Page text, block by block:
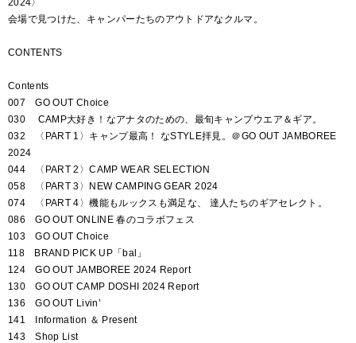
会場で見つけた、キャンパーたちのアウトドアなクルマ。
CONTENTS
Contents
007 GO OUT Choice
030 CAMP大好き！なアナタのための、最旬キャンプウエア＆ギア。
032 〈PART 1〉キャンプ最高！ なSTYLE拝見。＠GO OUT JAMBOREE
2024
044 〈PART 2〉CAMP WEAR SELECTION
058 〈PART 3〉NEW CAMPING GEAR 2024
074 〈PART 4〉機能もルックスも満足な、 達人たちのギアセレクト。
086 GO OUT ONLINE 春のコラボフェス
103 GO OUT Choice
118 BRAND PICK UP「bal」
124 GO OUT JAMBOREE 2024 Report
130 GO OUT CAMP DOSHI 2024 Report
136 GO OUT Livin’
141 Information ＆ Present
143 Shop List